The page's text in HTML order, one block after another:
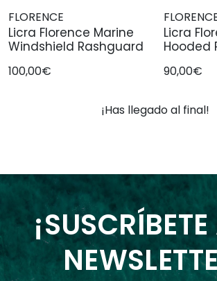
FLORENCE
Licra Florence Marine
Windshield Rashguard
100,00€
Licra
Hooded
90,00€
¡Has llegado al final!